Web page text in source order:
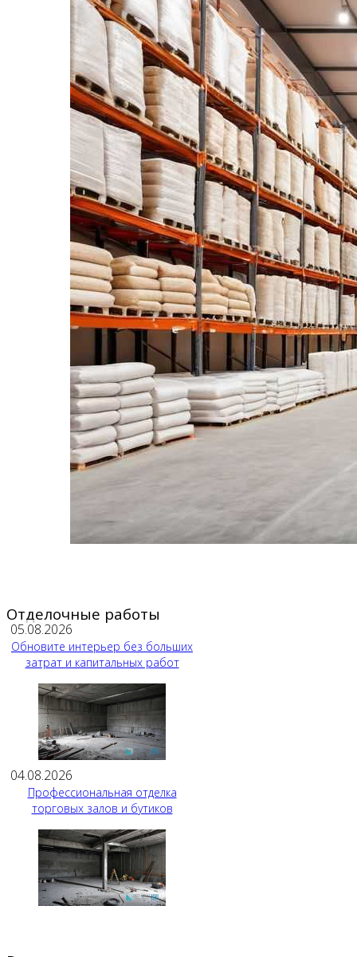
Отделочные работы
05.08.2026
Обновите интерьер без больших
затрат и капитальных работ
04.08.2026
Профессиональная отделка
торговых залов и бутиков